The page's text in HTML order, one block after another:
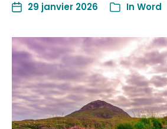
29 janvier 2026 In Word